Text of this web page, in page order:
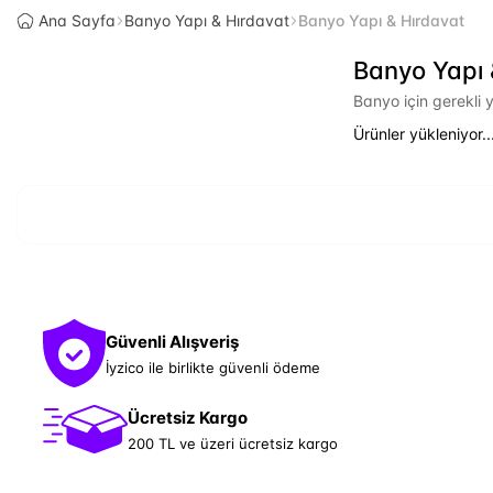
Ana Sayfa Banyo Yapı & Hırdavat Banyo Yapı & Hırdavat
Banyo Yapı
Banyo için gerekli
Ürünler
Güvenli Alışveriş
İyzico ile birlikte güvenli ödeme
Ücretsiz Kargo
200 TL ve üzeri ücretsiz kargo